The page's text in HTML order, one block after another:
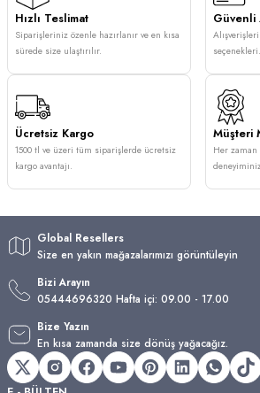
Hızlı Teslimat
Siparişleriniz özenle hazırlanır ve en kısa
sürede size ulaştırılır.
Güvenli
seçenekleri.
Ücretsiz Kargo
1500 tl ve üzeri tüm siparişlerde ücretsiz
kargo avantajı.
Müşteri
Her zaman
Global Resellers
Size en yakın mağazalarımızı görüntüleyin
Bizi Arayın
05444696320 Hafta içi: 09.00 - 17.00
Bize Yazın
En kısa zamanda size dönüş yağacağız.